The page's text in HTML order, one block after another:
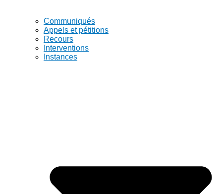
Communiqués
Appels et pétitions
Recours
Interventions
Instances